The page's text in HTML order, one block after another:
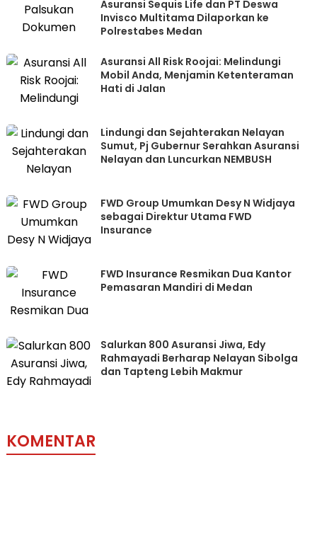
Asuransi Sequis Life dan PT Deswa
Invisco Multitama Dilaporkan ke
Polrestabes Medan
Asuransi All Risk Roojai: Melindungi
Mobil Anda, Menjamin Ketenteraman
Hati di Jalan
Lindungi dan Sejahterakan Nelayan
Sumut, Pj Gubernur Serahkan Asuransi
Nelayan dan Luncurkan NEMBUSH
FWD Group Umumkan Desy N Widjaya
sebagai Direktur Utama FWD
Insurance
FWD Insurance Resmikan Dua Kantor
Pemasaran Mandiri di Medan
Salurkan 800 Asuransi Jiwa, Edy
Rahmayadi Berharap Nelayan Sibolga
dan Tapteng Lebih Makmur
KOMENTAR